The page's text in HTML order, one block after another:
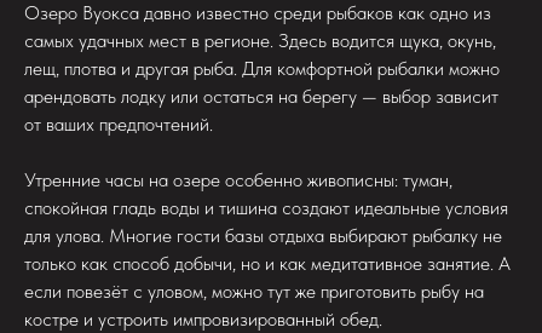
Озеро Вуокса давно известно среди рыбаков как одно из
самых удачных мест в регионе. Здесь водится щука, окунь,
лещ, плотва и другая рыба. Для комфортной рыбалки можно
арендовать лодку или остаться на берегу — выбор зависит
от ваших предпочтений.
Утренние часы на озере особенно живописны: туман,
спокойная гладь воды и тишина создают идеальные условия
для улова. Многие гости базы отдыха выбирают рыбалку не
только как способ добычи, но и как медитативное занятие. А
если повезёт с уловом, можно тут же приготовить рыбу на
костре и устроить импровизированный обед.